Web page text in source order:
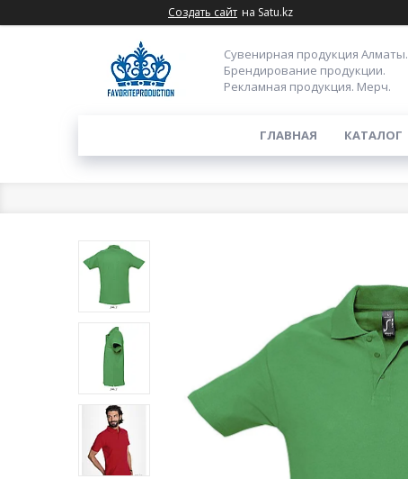
Создать сайт на Satu.kz
Сувенирная продукция Алматы.
Брендирование продукции.
Рекламная продукция. Мерч.
ГЛАВНАЯ КАТАЛОГ